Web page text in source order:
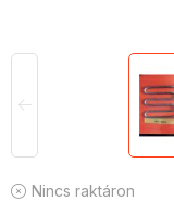
Nincs raktáron